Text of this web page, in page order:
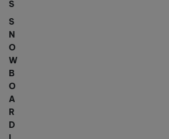
S
S
N
O
W
B
O
A
R
D